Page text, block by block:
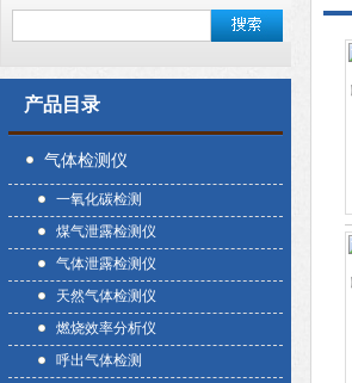
产品目录
气体检测仪
一氧化碳检测
煤气泄露检测仪
气体泄露检测仪
天然气体检测仪
燃烧效率分析仪
呼出气体检测